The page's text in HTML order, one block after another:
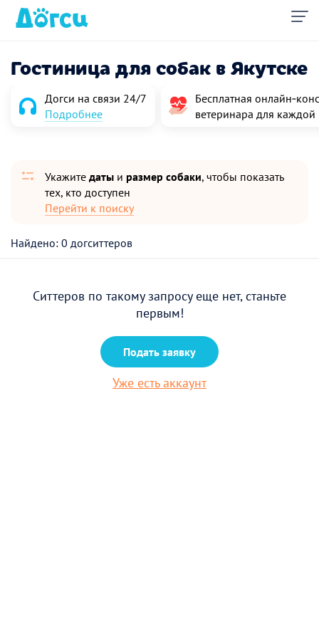
Гостиница для собак в Якутске
Догси на связи 24/7
Подробнее
Бесплатная
ветеринара для
Укажите даты и размер собаки, чтобы показать
тех, кто доступен
Перейти к поиску
Найдено: 0 догситтеров
Ситтеров по такому запросу еще нет, станьте
первым!
Подать заявку
Уже есть аккаунт